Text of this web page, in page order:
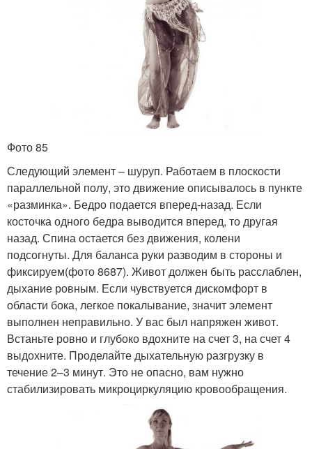
Фото 85
Следующий элемент – шуруп. Работаем в плоскости
параллельной полу, это движение описывалось в пункте
«разминка». Бедро подается вперед-назад. Если
косточка одного бедра выводится вперед, то другая
назад. Спина остается без движения, колени
подсогнуты. Для баланса руки разводим в стороны и
фиксируем(фото 8687). Живот должен быть расслаблен,
дыхание ровным. Если чувствуется дискомфорт в
области бока, легкое покалывание, значит элемент
выполнен неправильно. У вас был напряжен живот.
Встаньте ровно и глубоко вдохните на счет 3, на счет 4
выдохните. Проделайте дыхательную разгрузку в
течение 2–3 минут. Это не опасно, вам нужно
стабилизировать микроциркуляцию кровообращения.